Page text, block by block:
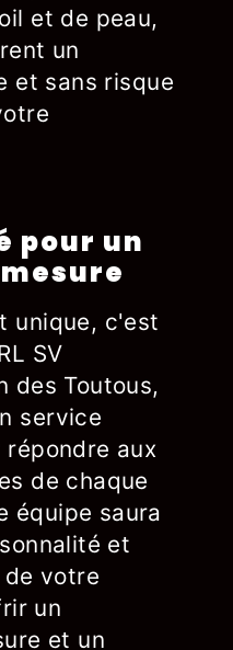
et de peau,
un
et sans risque
pour un
unique, c'est
SV
des Toutous,
service
aux
de chaque
équipe saura
et
votre
un
et un